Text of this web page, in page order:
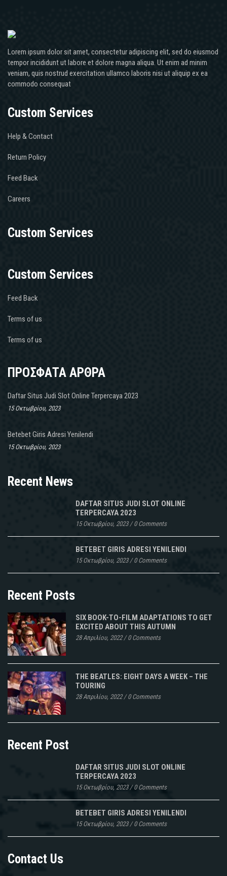
Lorem ipsum dolor sit amet, consectetur adipiscing elit, sed do eiusmod
tempor incididunt ut labore et dolore magna aliqua. Ut enim ad minim
veniam, quis nostrud exercitation ullamco laboris nisi ut aliquip ex ea
commodo consequat
Custom Services
Help & Contact
Return Policy
Feed Back
Careers
Custom Services
Custom Services
Feed Back
Terms of us
Terms of us
ΠΡΟΣΦΑΤΑ ΑΡΘΡΑ
Daftar Situs Judi Slot Online Terpercaya 2023
15 Οκτωβρίου, 2023
Betebet Giris Adresi Yenilendi
15 Οκτωβρίου, 2023
Recent News
DAFTAR SITUS JUDI SLOT ONLINE
TERPERCAYA 2023
15 Οκτωβρίου, 2023/0 Comments
BETEBET GIRIS ADRESI YENILENDI
15 Οκτωβρίου, 2023/0 Comments
Recent Posts
SIX BOOK-TO-FILM ADAPTATIONS TO GET
EXCITED ABOUT THIS AUTUMN
28 Απριλίου, 2022/0 Comments
THE BEATLES: EIGHT DAYS A WEEK – THE
TOURING
28 Απριλίου, 2022/0 Comments
Recent Post
DAFTAR SITUS JUDI SLOT ONLINE
TERPERCAYA 2023
15 Οκτωβρίου, 2023/0 Comments
BETEBET GIRIS ADRESI YENILENDI
15 Οκτωβρίου, 2023/0 Comments
Contact Us